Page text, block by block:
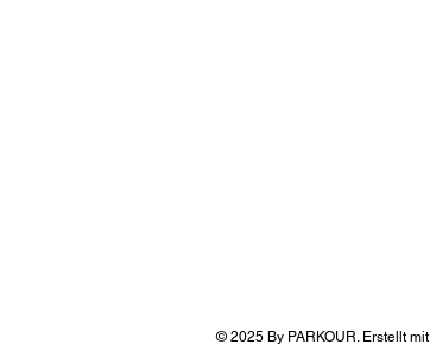
© 2025 By PARKOUR. Erstellt mit